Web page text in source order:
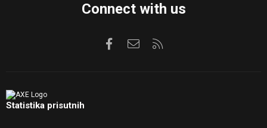
Connect with us
FacebookKontaktirajte nas
Statistika prisutnih